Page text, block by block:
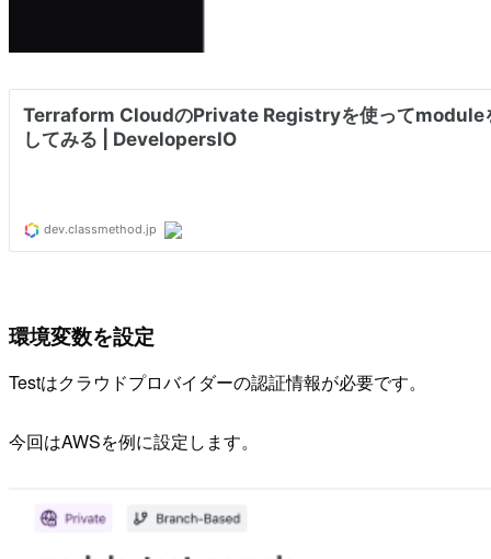
環境変数を設定
Testはクラウドプロバイダーの認証情報が必要です。
今回はAWSを例に設定します。